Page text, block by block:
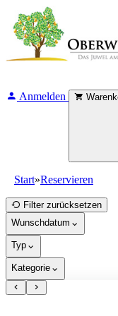
Anmelden
Start»Reservieren
Filter zurücksetzen
Wunschdatum
Typ
Kategorie